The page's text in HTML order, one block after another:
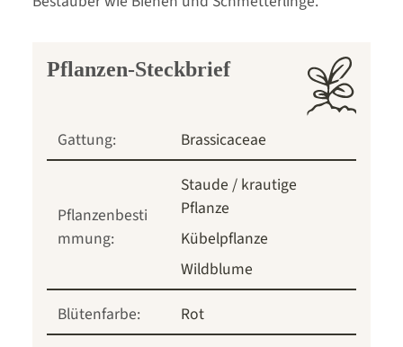
Pflanzen-Steckbrief
Gattung: Brassicaceae
Pflanzenbesti
mmung:
Staude / krautige
Pflanze
Kübelpflanze
Wildblume
Blütenfarbe:
Rot